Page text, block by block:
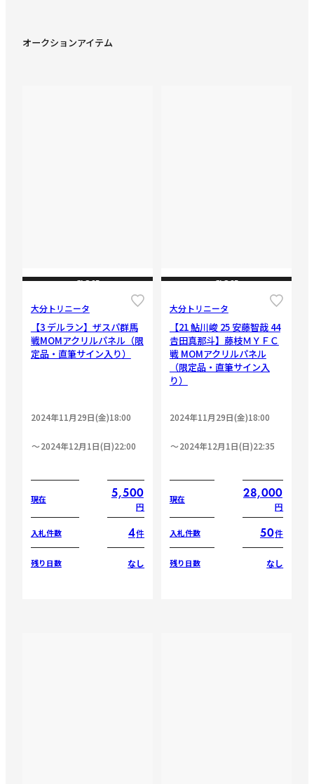
オークションアイテム
CLOSE
大分トリニータ
【3 デルラン】ザスパ群馬
戦MOMアクリルパネル（限
定品・直筆サイン入り）
2024年11月29日(金)18:00
2024年12月1日(日)22:00
現在 5,500
円
入札件数 4件
残り日数 なし
CLOSE
大分トリニータ
【21 鮎川峻 25 安藤智哉 44
𠮷田真那斗】藤枝ＭＹＦＣ
戦 MOMアクリルパネル
（限定品・直筆サイン入
り）
2024年11月29日(金)18:00
2024年12月1日(日)22:35
現在 28,000
円
入札件数 50件
残り日数 なし